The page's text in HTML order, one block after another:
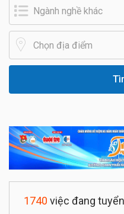
1740 việc đang